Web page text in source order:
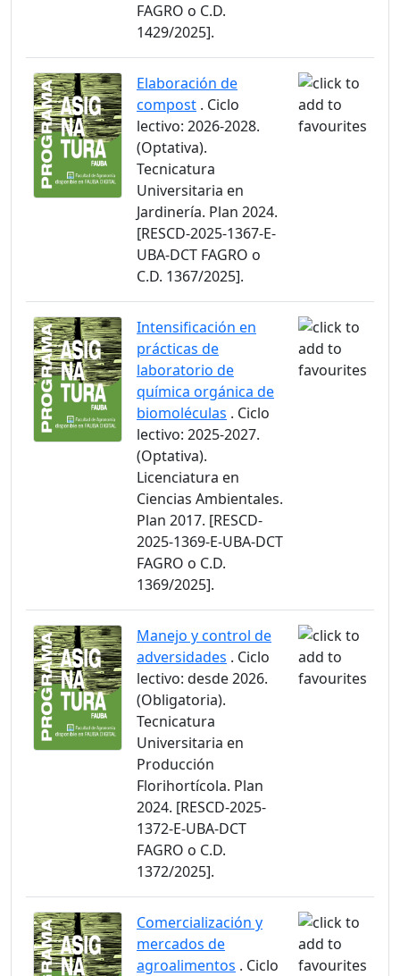
FAGRO o C.D.
1429/2025].
Elaboración de
compost . Ciclo
lectivo: 2026-2028.
(Optativa).
Tecnicatura
Universitaria en
Jardinería. Plan 2024.
[RESCD-2025-1367-E-
UBA-DCT FAGRO o
C.D. 1367/2025].
Intensificación en
prácticas de
laboratorio de
química orgánica de
biomoléculas . Ciclo
lectivo: 2025-2027.
(Optativa).
Licenciatura en
Ciencias Ambientales.
Plan 2017. [RESCD-
2025-1369-E-UBA-DCT
FAGRO o C.D.
1369/2025].
Manejo y control de
adversidades . Ciclo
lectivo: desde 2026.
(Obligatoria).
Tecnicatura
Universitaria en
Producción
Florihortícola. Plan
2024. [RESCD-2025-
1372-E-UBA-DCT
FAGRO o C.D.
1372/2025].
Comercialización y
mercados de
agroalimentos . Ciclo